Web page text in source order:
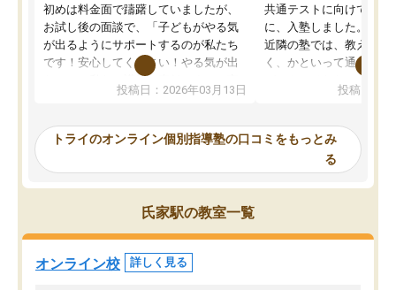
初めは料金面で躊躇していましたが、
お試し後の面談で、「子どもがやる気
が出るようにサポートするのが私たち
です！安心してください！やる気が出
ないのは私たち講師の責任です」と言
ってくださり、確かに！と考えて、思
ったんですが、学生の先生から学ぶこ
み、徐々に成績が上がったらいいなと
思っていました。何が今足りないのか
を的確に指導いただき、子どももびっ
くりするほど楽しんでやる気を持って
塾を受けています。狙い通り、少しず
つ成績も上がり、苦手意識も無くなっ
てきたので、さらに苦手な数学も追加
投稿日：2026年03月13日
共通テストに向けての追
に、入塾しました。田舎
近隣の塾では、教えても
く、かといって通うには
可能なので本当に助か
らないところをピンポイ
頂いて、とてもわかり
していました。一生を
スト、多少お金がかかっ
投稿日：
トライのオンライン個別指導塾の口コミをもっとみ
る
氏家駅の教室一覧
オンライン校 詳しく見る